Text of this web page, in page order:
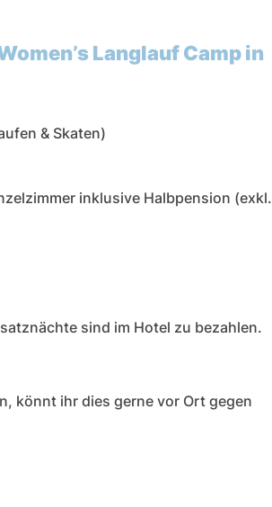
Langlauf Camp in
& Skaten)
inklusive Halbpension (exkl.
sind im Hotel zu bezahlen.
könnt ihr dies gerne vor Ort gegen